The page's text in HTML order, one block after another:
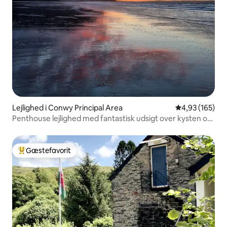
Lejlighed i Conwy Principal Area 4,93 ud af 5 i
4,93 (165)
Penthouse lejlighed med fantastisk udsigt over kysten og
Bedste gæstefavorit
Gæstefavorit